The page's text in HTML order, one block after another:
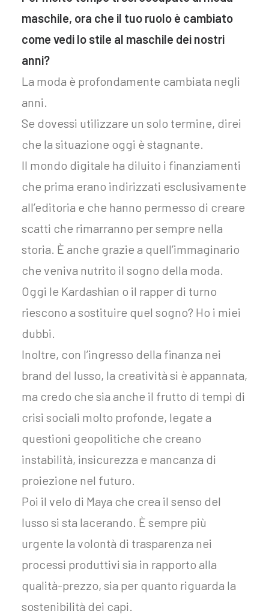
maschile, ora che il tuo ruolo è cambiato
come vedi lo stile al maschile dei nostri
anni?
La moda è profondamente cambiata negli
anni.
Se dovessi utilizzare un solo termine, direi
che la situazione oggi è stagnante.
Il mondo digitale ha diluito i finanziamenti
che prima erano indirizzati esclusivamente
all’editoria e che hanno permesso di creare
scatti che rimarranno per sempre nella
storia. È anche grazie a quell’immaginario
che veniva nutrito il sogno della moda.
Oggi le Kardashian o il rapper di turno
riescono a sostituire quel sogno? Ho i miei
dubbi.
Inoltre, con l’ingresso della finanza nei
brand del lusso, la creatività si è appannata,
ma credo che sia anche il frutto di tempi di
crisi sociali molto profonde, legate a
questioni geopolitiche che creano
instabilità, insicurezza e mancanza di
proiezione nel futuro.
Poi il velo di Maya che crea il senso del
lusso si sta lacerando. È sempre più
urgente la volontà di trasparenza nei
processi produttivi sia in rapporto alla
qualità-prezzo, sia per quanto riguarda la
sostenibilità dei capi.